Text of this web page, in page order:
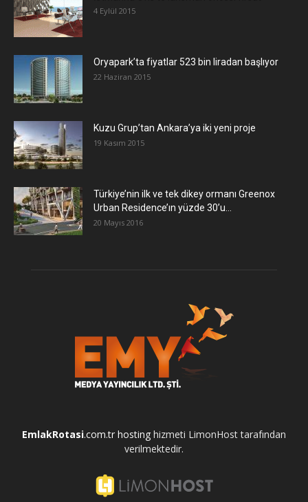
4 Eylül 2015
Oryapark’ta fiyatlar 523 bin liradan başlıyor
22 Haziran 2015
​Kuzu Grup’tan Ankara’ya iki yeni proje
19 Kasım 2015
Türkiye’nin ilk ve tek dikey ormanı Greenox
Urban Residence’ın yüzde 30’u...
20 Mayıs 2016
EmlakRotasi.com.tr hosting hizmeti LimonHost tarafından
verilmektedir.